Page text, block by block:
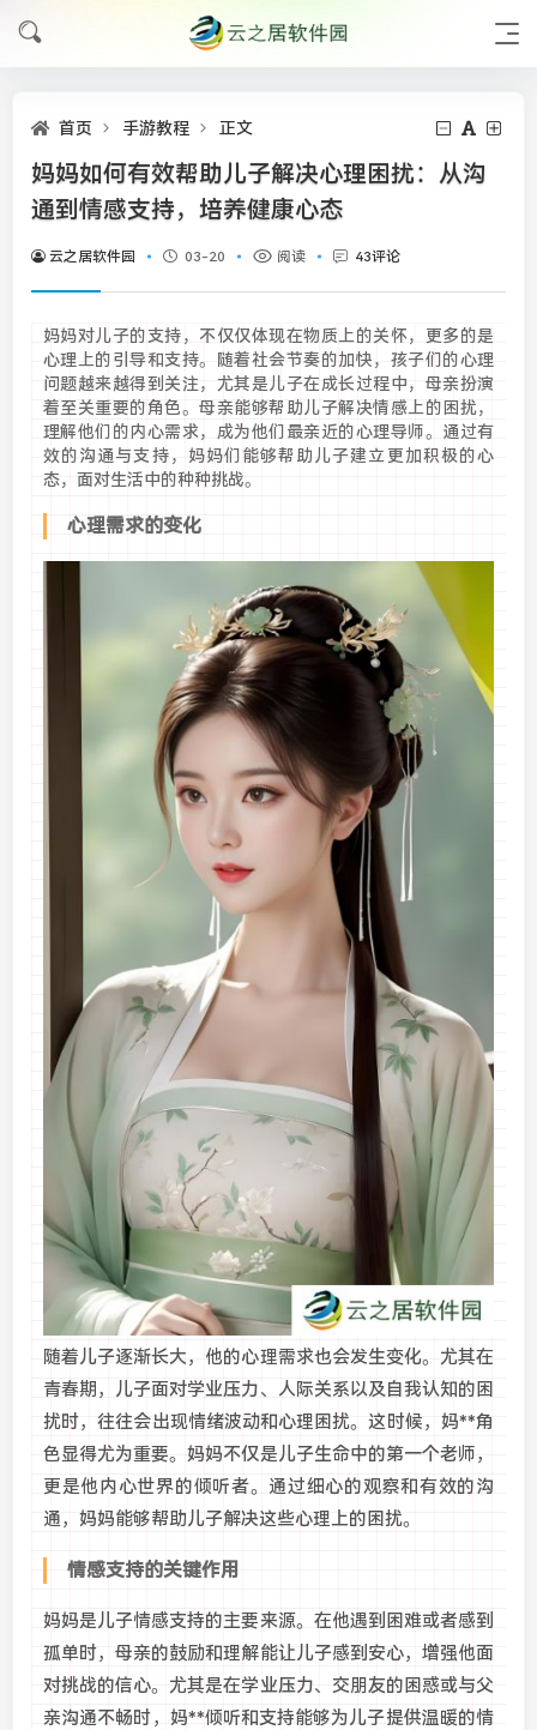
首页 手游教程 正文
妈妈如何有效帮助儿子解决心理困扰：从沟
通到情感支持，培养健康心态
云之居软件园 03-20 阅读 43评论
妈妈对儿子的支持，不仅仅体现在物质上的关怀，更多的是
心理上的引导和支持。随着社会节奏的加快，孩子们的心理
问题越来越得到关注，尤其是儿子在成长过程中，母亲扮演
着至关重要的角色。母亲能够帮助儿子解决情感上的困扰，
理解他们的内心需求，成为他们最亲近的心理导师。通过有
效的沟通与支持，妈妈们能够帮助儿子建立更加积极的心
态，面对生活中的种种挑战。
心理需求的变化
随着儿子逐渐长大，他的心理需求也会发生变化。尤其在
青春期，儿子面对学业压力、人际关系以及自我认知的困
扰时，往往会出现情绪波动和心理困扰。这时候，妈**角
色显得尤为重要。妈妈不仅是儿子生命中的第一个老师，
更是他内心世界的倾听者。通过细心的观察和有效的沟
通，妈妈能够帮助儿子解决这些心理上的困扰。
情感支持的关键作用
妈妈是儿子情感支持的主要来源。在他遇到困难或者感到
孤单时，母亲的鼓励和理解能让儿子感到安心，增强他面
对挑战的信心。尤其是在学业压力、交朋友的困惑或与父
亲沟通不畅时，妈**倾听和支持能够为儿子提供温暖的情